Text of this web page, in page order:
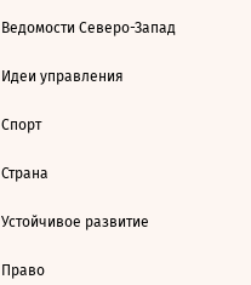
Ведомости Северо-Запад
Идеи управления
Спорт
Страна
Устойчивое развитие
Право